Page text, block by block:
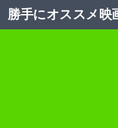
コンテンツへスキッ
勝手にオススメ映